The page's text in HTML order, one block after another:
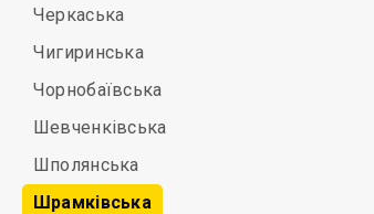
Черкаська
Чигиринська
Чорнобаївська
Шевченківська
Шполянська
Шрамківська